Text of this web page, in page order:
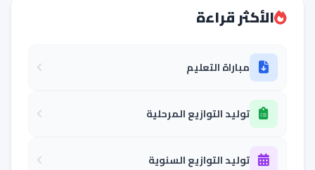
الأكثر قراءة
مباراة التعليم
توليد التوازيع المرحلية
توليد التوازيع السنوية